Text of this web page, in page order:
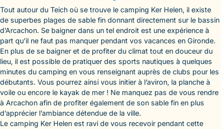
Tout autour du Teich où se trouve le camping Ker Helen, il existe
de superbes plages de sable fin donnant directement sur le bassin
d’Arcachon. Se baigner dans un tel endroit est une expérience à
part qu’il ne faut pas manquer pendant vos vacances en Gironde.
En plus de se baigner et de profiter du climat tout en douceur du
lieu, il est possible de pratiquer des sports nautiques à quelques
minutes du camping en vous renseignant auprès de clubs pour les
débutants. Vous pourrez ainsi vous initier à l’aviron, la planche à
voile ou encore le kayak de mer ! Ne manquez pas de vous rendre
à Arcachon afin de profiter également de son sable fin en plus
d’apprécier l’ambiance détendue de la ville.
Le camping Ker Helen est ravi de vous recevoir pendant cette